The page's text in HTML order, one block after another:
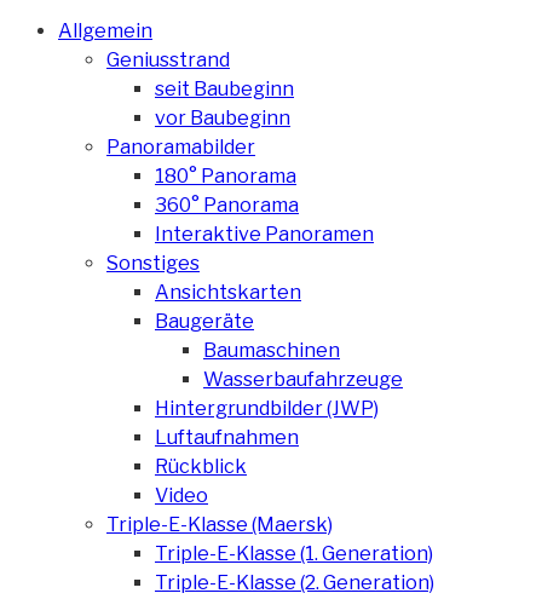
Allgemein
Geniusstrand
seit Baubeginn
vor Baubeginn
Panoramabilder
180° Panorama
360° Panorama
Interaktive Panoramen
Sonstiges
Ansichtskarten
Baugeräte
Baumaschinen
Wasserbaufahrzeuge
Hintergrundbilder (JWP)
Luftaufnahmen
Rückblick
Video
Triple-E-Klasse (Maersk)
Triple-E-Klasse (1. Generation)
Triple-E-Klasse (2. Generation)